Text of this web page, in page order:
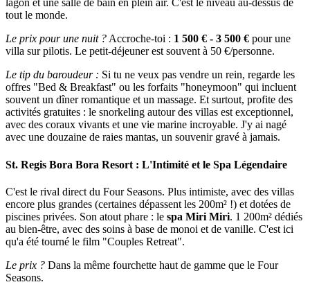
lagon et une salle de bain en plein air. C'est le niveau au-dessus de
tout le monde.
Le prix pour une nuit ? Accroche-toi : 1 500 € - 3 500 € pour une
villa sur pilotis. Le petit-déjeuner est souvent à 50 €/personne.
Le tip du baroudeur : Si tu ne veux pas vendre un rein, regarde les
offres "Bed & Breakfast" ou les forfaits "honeymoon" qui incluent
souvent un dîner romantique et un massage. Et surtout, profite des
activités gratuites : le snorkeling autour des villas est exceptionnel,
avec des coraux vivants et une vie marine incroyable. J'y ai nagé
avec une douzaine de raies mantas, un souvenir gravé à jamais.
St. Regis Bora Bora Resort : L'Intimité et le Spa Légendaire
C'est le rival direct du Four Seasons. Plus intimiste, avec des villas
encore plus grandes (certaines dépassent les 200m² !) et dotées de
piscines privées. Son atout phare : le spa Miri Miri. 1 200m² dédiés
au bien-être, avec des soins à base de monoi et de vanille. C'est ici
qu'a été tourné le film "Couples Retreat".
Le prix ? Dans la même fourchette haut de gamme que le Four
Seasons.